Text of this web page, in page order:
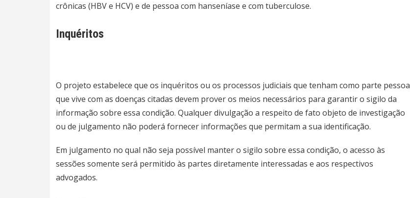
crônicas (HBV e HCV) e de pessoa com hanseníase e com tuberculose.
Inquéritos
O projeto estabelece que os inquéritos ou os processos judiciais que tenham como parte pessoa
que vive com as doenças citadas devem prover os meios necessários para garantir o sigilo da
informação sobre essa condição. Qualquer divulgação a respeito de fato objeto de investigação
ou de julgamento não poderá fornecer informações que permitam a sua identificação.
Em julgamento no qual não seja possível manter o sigilo sobre essa condição, o acesso às
sessões somente será permitido às partes diretamente interessadas e aos respectivos
advogados.